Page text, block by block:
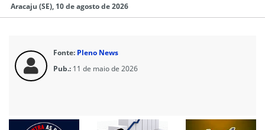
Aracaju (SE), 10 de agosto de 2026
Fonte: Pleno News
Pub.: 11 de maio de 2026